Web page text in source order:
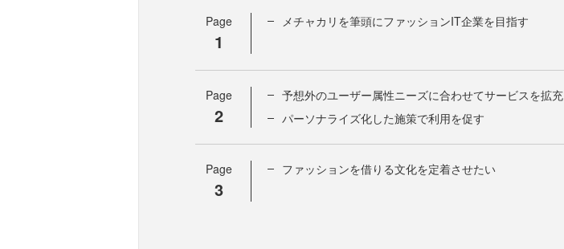
Page
1
メチャカリを筆頭にファッションIT企業を目指す
Page
2
予想外のユーザー属性ニーズに合わせてサービスを拡充
パーソナライズ化した施策で利用を促す
Page
3
ファッションを借りる文化を定着させたい